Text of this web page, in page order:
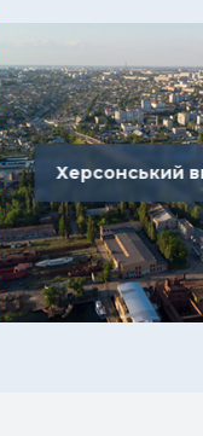
Херсонський